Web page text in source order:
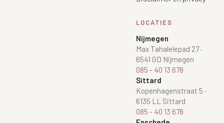
LOCATIES
Nijmegen
Max Tahalelepad 27·
6541 GD Nijmegen
085 - 40 13 678
Sittard
Kopenhagenstraat 5 ·
6135 LL Sittard
085 - 40 13 678